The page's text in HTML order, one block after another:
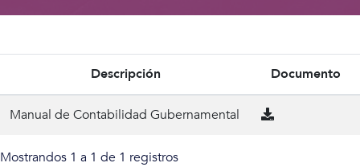
Descripción Documento
Manual de Contabilidad Gubernamental
Mostrandos 1 a 1 de 1 registros